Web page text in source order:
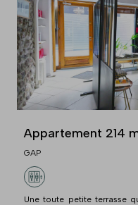
Appartement 214
GAP
Une toute petite terrasse